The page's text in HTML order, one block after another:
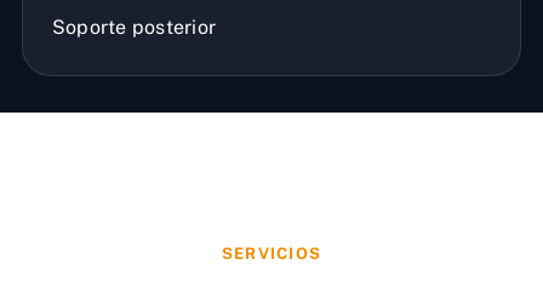
Soporte posterior
SERVICIOS